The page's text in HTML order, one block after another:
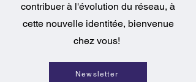
contribuer à l'évolution du réseau, à
cette nouvelle identitée, bienvenue
chez vous!
Newsletter